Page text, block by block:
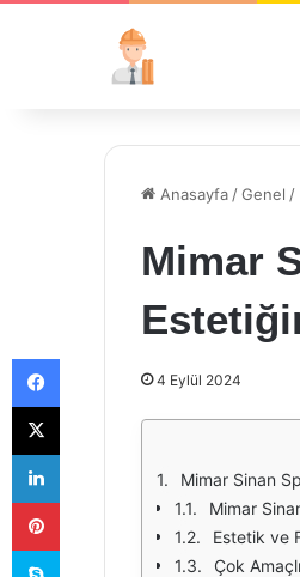
Anasayfa /Genel /
Mimar
4 Eylül 2024
Mimar Sinan
Mimar
Estetik ve
Çok
Facebook
X
LinkedIn
Pinterest
Skype